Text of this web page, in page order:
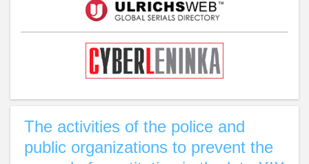
The activities of the police and
public organizations to prevent the